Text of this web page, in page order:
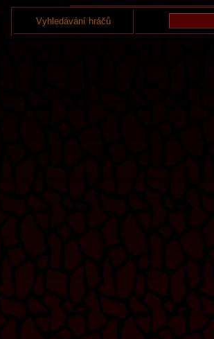
Vyhledávání hráčů